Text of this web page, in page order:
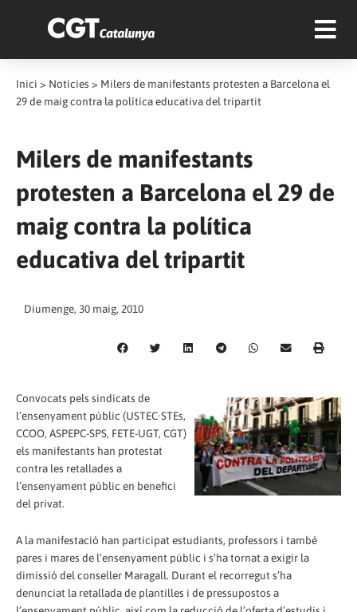
Inici > Notícies > Milers de manifestants protesten a Barcelona el
29 de maig contra la política educativa del tripartit
Milers de manifestants
protesten a Barcelona el 29 de
maig contra la política
educativa del tripartit
Diumenge, 30 maig, 2010
Convocats pels sindicats de
l’ensenyament públic (USTEC·STEs,
CCOO, ASPEPC-SPS, FETE-UGT, CGT)
els manifestants han protestat
contra les retallades a
l’ensenyament públic en benefici
del privat.
A la manifestació han participat estudiants, professors i també
pares i mares de l’ensenyament públic i s’ha tornat a exigir la
dimissió del conseller Maragall. Durant el recorregut s’ha
denunciat la retallada de plantilles i de pressupostos a